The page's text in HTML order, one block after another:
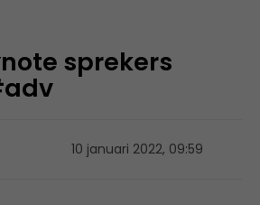
sprekers
10 januari 2022, 09:59